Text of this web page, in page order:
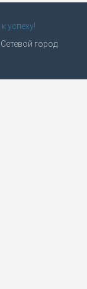
к успеху!
Сетевой город